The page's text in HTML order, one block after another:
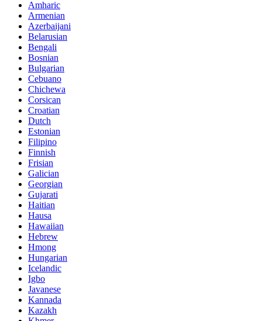
Amharic
Armenian
Azerbaijani
Belarusian
Bengali
Bosnian
Bulgarian
Cebuano
Chichewa
Corsican
Croatian
Dutch
Estonian
Filipino
Finnish
Frisian
Galician
Georgian
Gujarati
Haitian
Hausa
Hawaiian
Hebrew
Hmong
Hungarian
Icelandic
Igbo
Javanese
Kannada
Kazakh